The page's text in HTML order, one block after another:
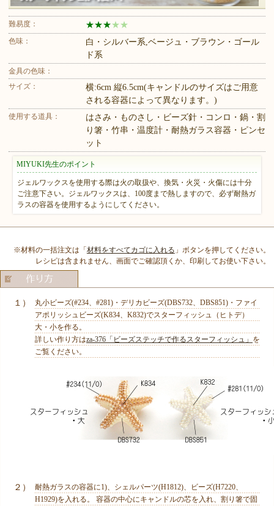
難易度： ★★★ ★ ★
色味：
白・シルバー系,ベージュ・ブラウン・ゴール
ド系
金具の色味：
サイズ：
横:6cm 縦6.5cm(キャンドルのサイズはご用意
される容器によって異なります。)
使用する道具：
はさみ・ものさし・ビーズ針・コンロ・鍋・割
り箸・竹串・温度計・耐熱ガラス容器・ピンセ
ット
MIYUKI先生のポイント
ジェルワックスを使用する際は火の取扱や、換気・火災・火傷には十分
ご注意下さい。ジェルワックスは、100度まで熱しますので、必ず耐熱ガ
ラスの容器を使用するようにしてください。
※材料の一括注文は「材料をすべてカゴに入れる 」ボタンを押してください。
レシピは含まれません、画面でご確認頂くか、印刷してお使い下さい。
１）
丸小ビーズ(#234、#281)・デリカビーズ(DBS732、DBS851)・ファイ
アポリッシュビーズ(K834、K832)でスターフィッシュ（ヒトデ）
大・小を作る。
詳しい作り方はza-376「ビーズステッチで作るスターフィッシュ」 を
ご覧ください。
２）
耐熱ガラスの容器に1)、シェルパーツ(H1812)、ビーズ(H7220、
H1929)を入れる。 容器の中心にキャンドルの芯を入れ、割り箸で固